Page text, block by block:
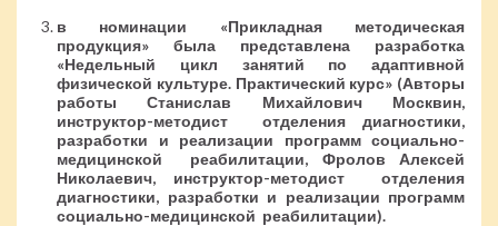
в номинации «Прикладная методическая
продукция» была представлена разработка
«Недельный цикл занятий по адаптивной
физической культуре. Практический курс» (Авторы
работы Станислав Михайлович Москвин,
инструктор-методист отделения диагностики,
разработки и реализации программ социально-
медицинской реабилитации, Фролов Алексей
Николаевич, инструктор-методист отделения
диагностики, разработки и реализации программ
социально-медицинской реабилитации).